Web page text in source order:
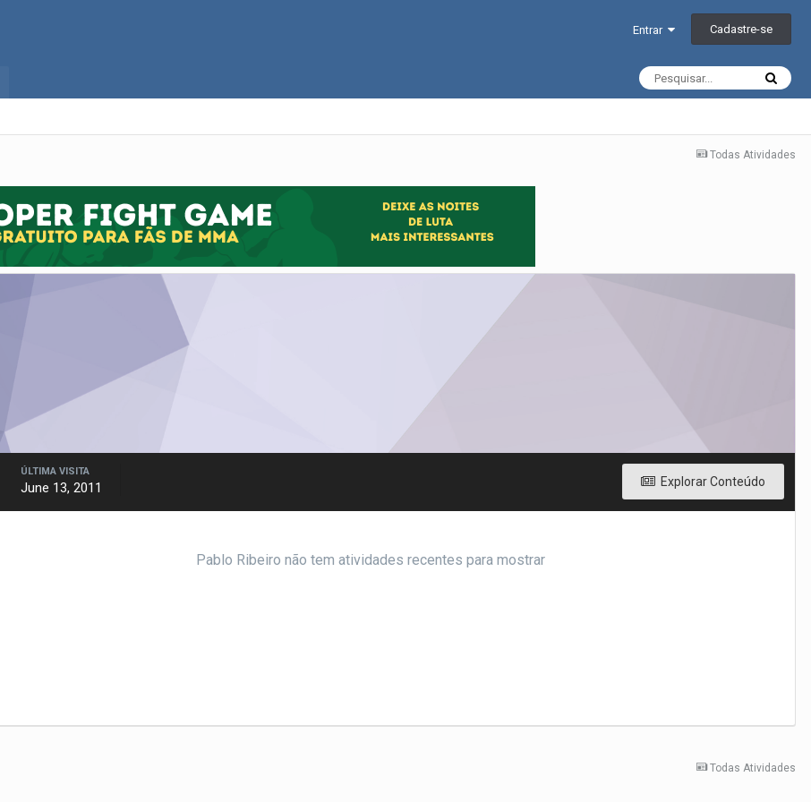
Entrar Cadastre-se
Todas Atividades
Explorar Conteúdo
ÚLTIMA VISITA
June 13, 2011
Pablo Ribeiro não tem atividades recentes para mostrar
Todas Atividades